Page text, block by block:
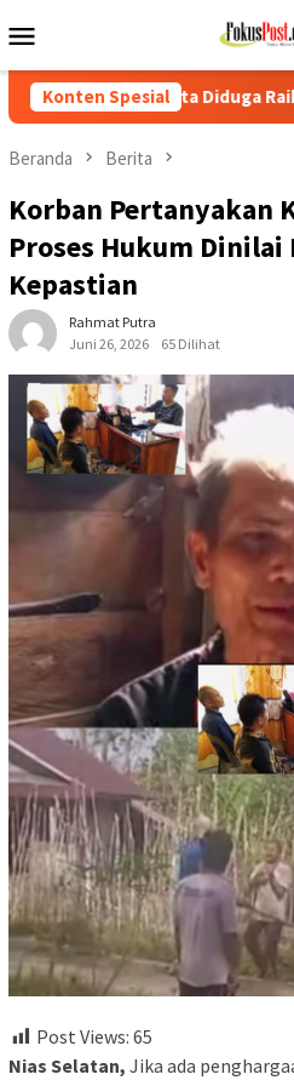
ke
Mobile
Konten Spesial
Raib dalam Investasi Emas
Beranda Berita
Korban Pertanyakan
Proses Hukum Dinilai
Kepastian
Rahmat Putra
Juni 26, 2026
65 Dilihat
Post Views: 65
Nias Selatan, Jika ada